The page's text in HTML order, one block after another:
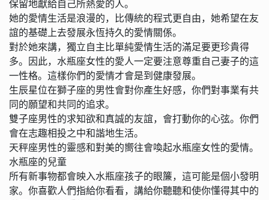
保留地獻給自己所熱愛的人。
她的愛情生活是浪漫的，比傳統的程式更自由，她希望在友
誼的基礎上去發展永恆持久的愛情關係。
對於她來講，獨立自主比單純愛情生活的滿足要更珍貴得
多。因此，水瓶座女性的愛人一定要注意尊重自己妻子的這
一性格。這樣你們的愛情才會是到健康發展。
生辰星位在獅子座的男性會對你產生好感，你們對事業有共
同的願望和共同的追求。
雙子座男性的求知欲和真誠的友誼，會打動你的心弦。你們
會在志趣相投之中和諧地生活。
天秤座男性的靈感和對美的嚮往會喚起水瓶座女性的愛情。
水瓶座的兒童
所有新事物都會映入水瓶座孩子的眼簾，這可能是個小發明
家。你喜歡人們指給你看看，講給你聽聽和使你懂得其中的